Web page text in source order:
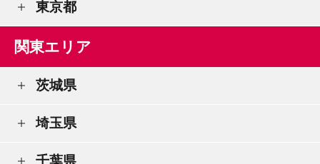
東京都
関東エリア
茨城県
埼玉県
千葉県